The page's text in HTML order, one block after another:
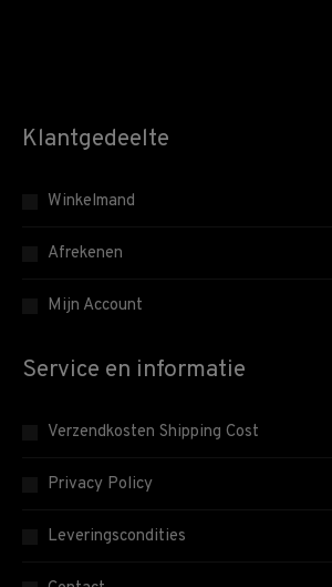
Klantgedeelte
Winkelmand
Afrekenen
Mijn Account
Service en informatie
Verzendkosten Shipping Cost
Privacy Policy
Leveringscondities